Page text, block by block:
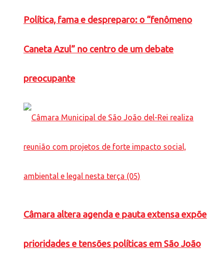
Política, fama e despreparo: o “fenômeno
Caneta Azul” no centro de um debate
preocupante
Câmara altera agenda e pauta extensa expõe
prioridades e tensões políticas em São João